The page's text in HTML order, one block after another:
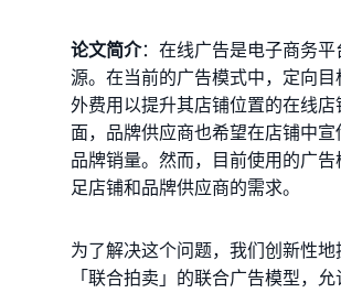
论文简介：在线广告是电子商务
源。在当前的广告模式中，定向
外费用以提升其店铺位置的在线店
面，品牌供应商也希望在店铺中
品牌销量。然而，目前使用的广
足店铺和品牌供应商的需求。
为了解决这个问题，我们创新性
「联合拍卖」的联合广告模型，